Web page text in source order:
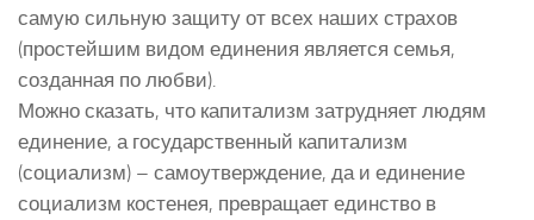
самую сильную защиту от всех наших страхов
(простейшим видом единения является семья,
созданная по любви).
Можно сказать, что капитализм затрудняет людям
единение, а государственный капитализм
(социализм) – самоутверждение, да и единение
социализм костенея, превращает единство в